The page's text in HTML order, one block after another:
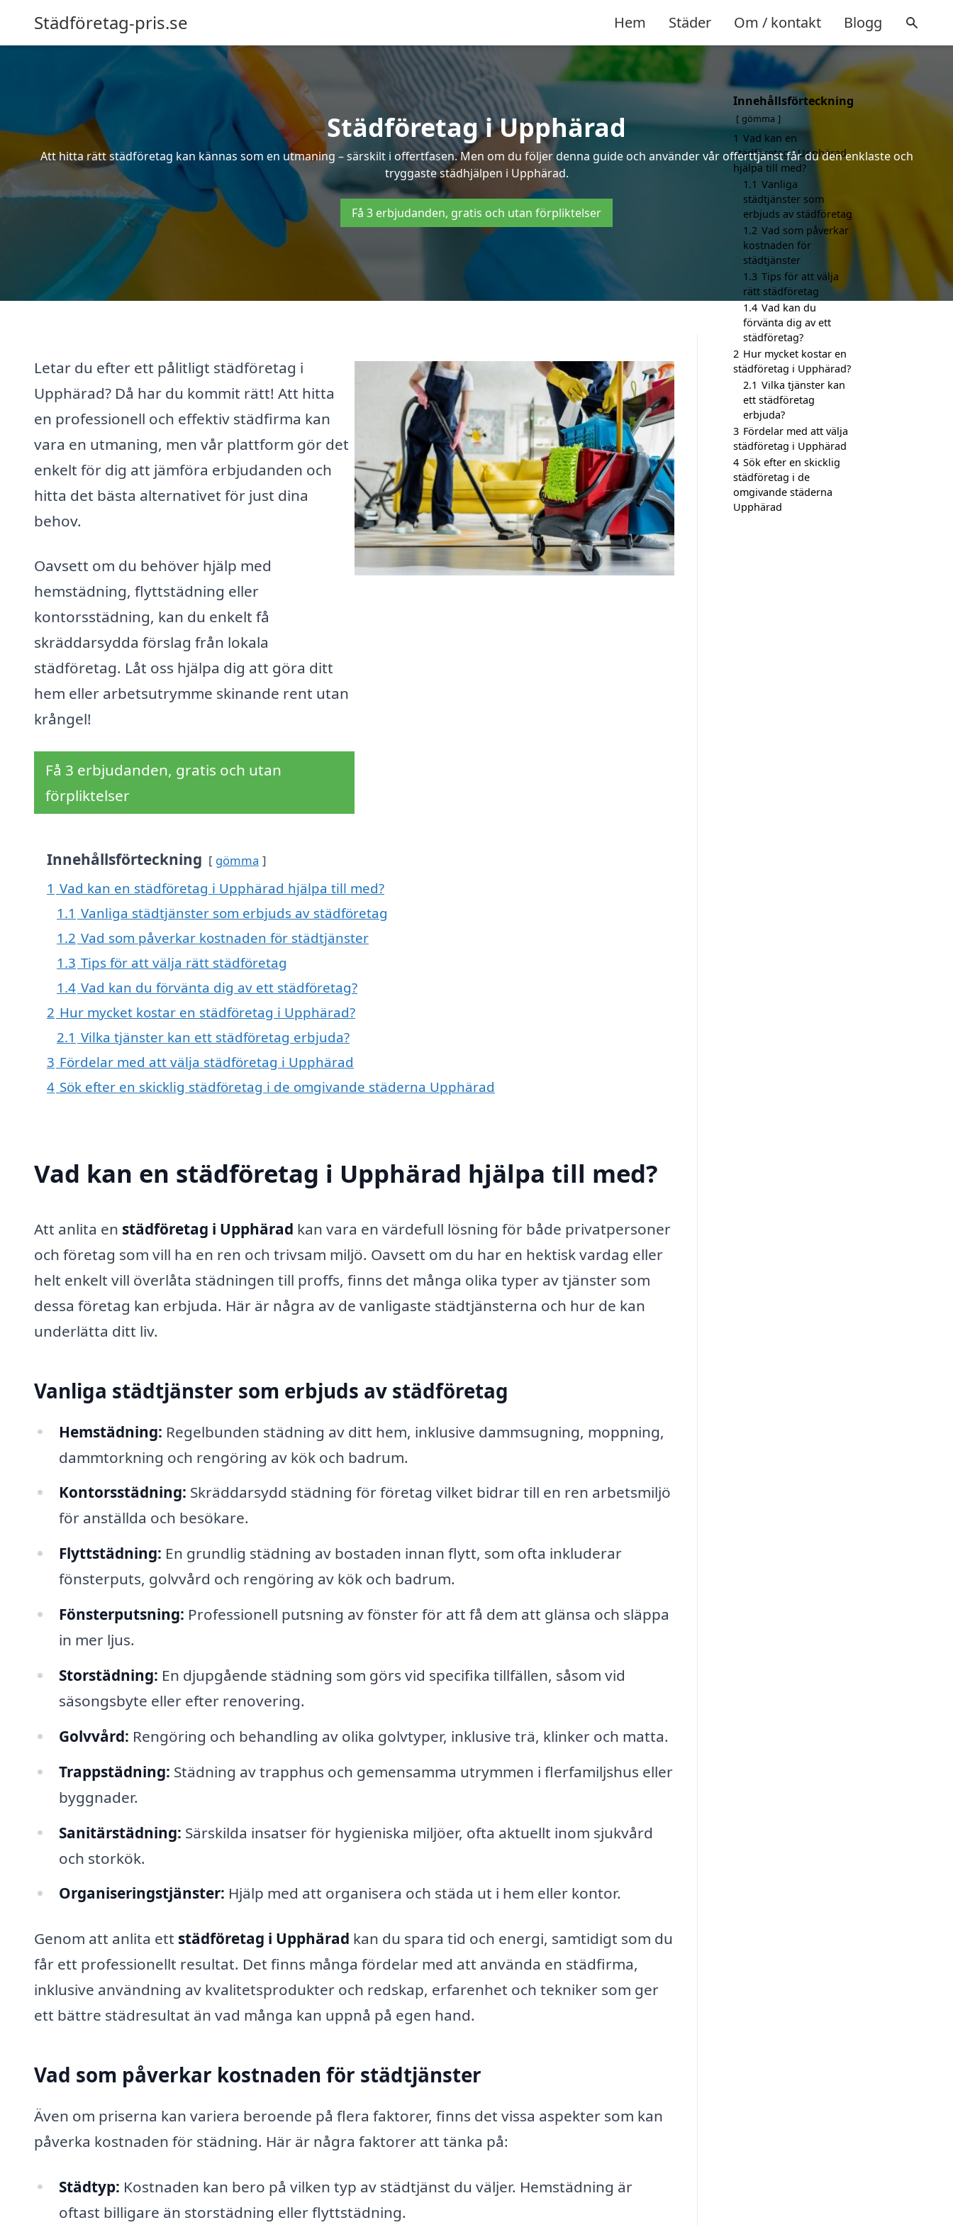
Städföretag-pris.se Hem Städer Om / kontakt Blogg
Städföretag i Upphärad
Att hitta rätt städföretag kan kännas som en utmaning – särskilt i offertfasen. Men om du följer denna guide och använder vår offerttjänst får du den enklaste och
tryggaste städhjälpen i Upphärad.
Få 3 erbjudanden, gratis och utan förpliktelser
Letar du efter ett pålitligt städföretag i
Upphärad? Då har du kommit rätt! Att hitta
en professionell och effektiv städfirma kan
vara en utmaning, men vår plattform gör det
enkelt för dig att jämföra erbjudanden och
hitta det bästa alternativet för just dina
behov.
Oavsett om du behöver hjälp med
hemstädning, flyttstädning eller
kontorsstädning, kan du enkelt få
skräddarsydda förslag från lokala
städföretag. Låt oss hjälpa dig att göra ditt
hem eller arbetsutrymme skinande rent utan
krångel!
Få 3 erbjudanden, gratis och utan
förpliktelser
Innehållsförteckning gömma
1 Vad kan en städföretag i Upphärad hjälpa till med?
1.1 Vanliga städtjänster som erbjuds av städföretag
1.2 Vad som påverkar kostnaden för städtjänster
1.3 Tips för att välja rätt städföretag
1.4 Vad kan du förvänta dig av ett städföretag?
2 Hur mycket kostar en städföretag i Upphärad?
2.1 Vilka tjänster kan ett städföretag erbjuda?
3 Fördelar med att välja städföretag i Upphärad
4 Sök efter en skicklig städföretag i de omgivande städerna Upphärad
Vad kan en städföretag i Upphärad hjälpa till med?
Att anlita en städföretag i Upphärad kan vara en värdefull lösning för både privatpersoner
och företag som vill ha en ren och trivsam miljö. Oavsett om du har en hektisk vardag eller
helt enkelt vill överlåta städningen till proffs, finns det många olika typer av tjänster som
dessa företag kan erbjuda. Här är några av de vanligaste städtjänsterna och hur de kan
underlätta ditt liv.
Vanliga städtjänster som erbjuds av städföretag
Hemstädning: Regelbunden städning av ditt hem, inklusive dammsugning, moppning,
dammtorkning och rengöring av kök och badrum.
Kontorsstädning: Skräddarsydd städning för företag vilket bidrar till en ren arbetsmiljö
för anställda och besökare.
Flyttstädning: En grundlig städning av bostaden innan flytt, som ofta inkluderar
fönsterputs, golvvård och rengöring av kök och badrum.
Fönsterputsning: Professionell putsning av fönster för att få dem att glänsa och släppa
in mer ljus.
Storstädning: En djupgående städning som görs vid specifika tillfällen, såsom vid
säsongsbyte eller efter renovering.
Golvvård: Rengöring och behandling av olika golvtyper, inklusive trä, klinker och matta.
Trappstädning: Städning av trapphus och gemensamma utrymmen i flerfamiljshus eller
byggnader.
Sanitärstädning: Särskilda insatser för hygieniska miljöer, ofta aktuellt inom sjukvård
och storkök.
Organiseringstjänster: Hjälp med att organisera och städa ut i hem eller kontor.
Genom att anlita ett städföretag i Upphärad kan du spara tid och energi, samtidigt som du
får ett professionellt resultat. Det finns många fördelar med att använda en städfirma,
inklusive användning av kvalitetsprodukter och redskap, erfarenhet och tekniker som ger
ett bättre städresultat än vad många kan uppnå på egen hand.
Vad som påverkar kostnaden för städtjänster
Även om priserna kan variera beroende på flera faktorer, finns det vissa aspekter som kan
påverka kostnaden för städning. Här är några faktorer att tänka på:
Städtyp: Kostnaden kan bero på vilken typ av städtjänst du väljer. Hemstädning är
oftast billigare än storstädning eller flyttstädning.
Innehållsförteckning
gömma
1 Vad kan en
städföretag i Upphärad
hjälpa till med?
1.1 Vanliga
städtjänster som
erbjuds av städföretag
1.2 Vad som påverkar
kostnaden för
städtjänster
1.3 Tips för att välja
rätt städföretag
1.4 Vad kan du
förvänta dig av ett
städföretag?
2 Hur mycket kostar en
städföretag i Upphärad?
2.1 Vilka tjänster kan
ett städföretag
erbjuda?
3 Fördelar med att välja
städföretag i Upphärad
4 Sök efter en skicklig
städföretag i de
omgivande städerna
Upphärad